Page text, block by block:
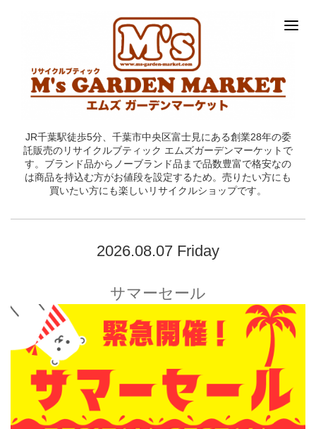
JR千葉駅徒歩5分、千葉市中央区富士見にある創業28年の委
託販売のリサイクルブティック エムズガーデンマーケットで
す。ブランド品からノーブランド品まで品数豊富で格安なの
は商品を持込む方がお値段を設定するため。売りたい方にも
買いたい方にも楽しいリサイクルショップです。
2026.08.07 Friday
サマーセール